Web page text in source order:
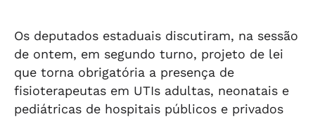
Os deputados estaduais discutiram, na sessão
de ontem, em segundo turno, projeto de lei
que torna obrigatória a presença de
fisioterapeutas em UTIs adultas, neonatais e
pediátricas de hospitais públicos e privados